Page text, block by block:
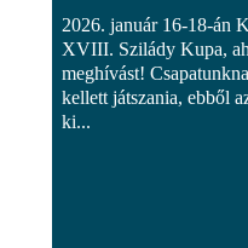
2026. január 16-18-án
XVIII. Szilády Kupa,
meghívást!
kellett játszania, ebből
ki...